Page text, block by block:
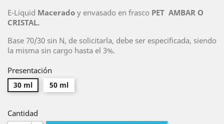
E-Liquid Macerado y envasado en frasco PET AMBAR O
CRISTAL.
Base 70/30 sin N, de solicitarla, debe ser especificada, siendo
la misma sin cargo hasta el 3%.
Presentación
30 ml 50 ml
Cantidad